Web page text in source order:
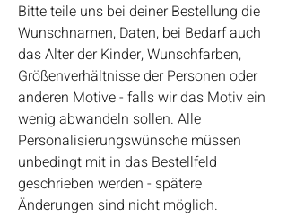
Bitte teile uns bei deiner Bestellung die
Wunschnamen, Daten, bei Bedarf auch
das Alter der Kinder, Wunschfarben,
Größenverhältnisse der Personen oder
anderen Motive - falls wir das Motiv ein
wenig abwandeln sollen. Alle
Personalisierungswünsche müssen
unbedingt mit in das Bestellfeld
geschrieben werden - spätere
Änderungen sind nicht möglich.